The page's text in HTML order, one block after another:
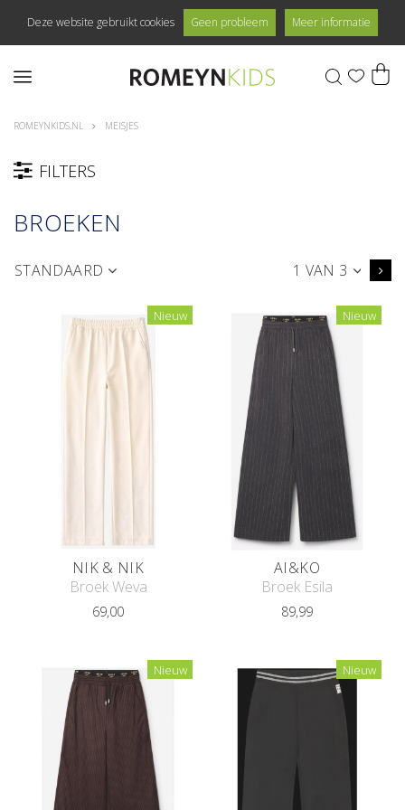
Deze website gebruikt cookies Geen probleem Meer informatie
0
ROMEYNKIDS.NL MEISJES
FILTERS
BROEKEN
STANDAARD 1 VAN 3
NIK & NIK
Broek Weva
69,00
Nieuw
AI&KO
Broek Esila
89,99
Nieuw
Nieuw Nieuw